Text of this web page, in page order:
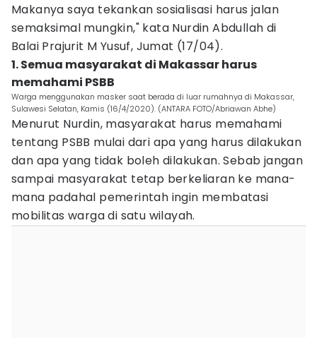
Makanya saya tekankan sosialisasi harus jalan
semaksimal mungkin," kata Nurdin Abdullah di
Balai Prajurit M Yusuf, Jumat (17/04).
1. Semua masyarakat di Makassar harus
memahami PSBB
Warga menggunakan masker saat berada di luar rumahnya di Makassar,
Sulawesi Selatan, Kamis (16/4/2020). (ANTARA FOTO/Abriawan Abhe)
Menurut Nurdin, masyarakat harus memahami
tentang PSBB mulai dari apa yang harus dilakukan
dan apa yang tidak boleh dilakukan. Sebab jangan
sampai masyarakat tetap berkeliaran ke mana-
mana padahal pemerintah ingin membatasi
mobilitas warga di satu wilayah.